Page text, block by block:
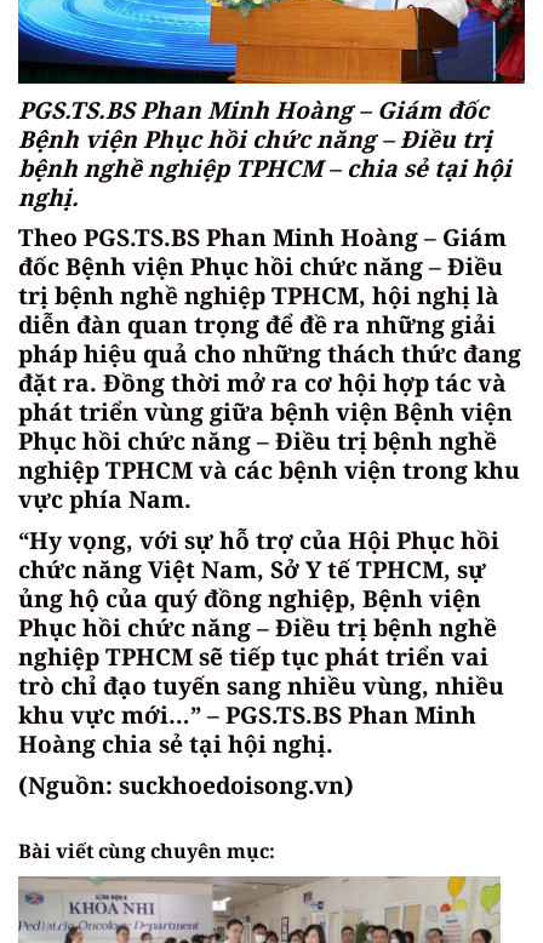
PGS.TS.BS Phan Minh Hoàng – Giám đốc
Bệnh viện Phục hồi chức năng – Điều trị
bệnh nghề nghiệp TPHCM – chia sẻ tại hội
nghị.
Theo PGS.TS.BS Phan Minh Hoàng – Giám
đốc Bệnh viện Phục hồi chức năng – Điều
trị bệnh nghề nghiệp TPHCM, hội nghị là
diễn đàn quan trọng để đề ra những giải
pháp hiệu quả cho những thách thức đang
đặt ra. Đồng thời mở ra cơ hội hợp tác và
phát triển vùng giữa bệnh viện Bệnh viện
Phục hồi chức năng – Điều trị bệnh nghề
nghiệp TPHCM và các bệnh viện trong khu
vực phía Nam.
“Hy vọng, với sự hỗ trợ của Hội Phục hồi
chức năng Việt Nam, Sở Y tế TPHCM, sự
ủng hộ của quý đồng nghiệp, Bệnh viện
Phục hồi chức năng – Điều trị bệnh nghề
nghiệp TPHCM sẽ tiếp tục phát triển vai
trò chỉ đạo tuyến sang nhiều vùng, nhiều
khu vực mới…” – PGS.TS.BS Phan Minh
Hoàng chia sẻ tại hội nghị.
(Nguồn: suckhoedoisong.vn)
Bài viết cùng chuyên mục: